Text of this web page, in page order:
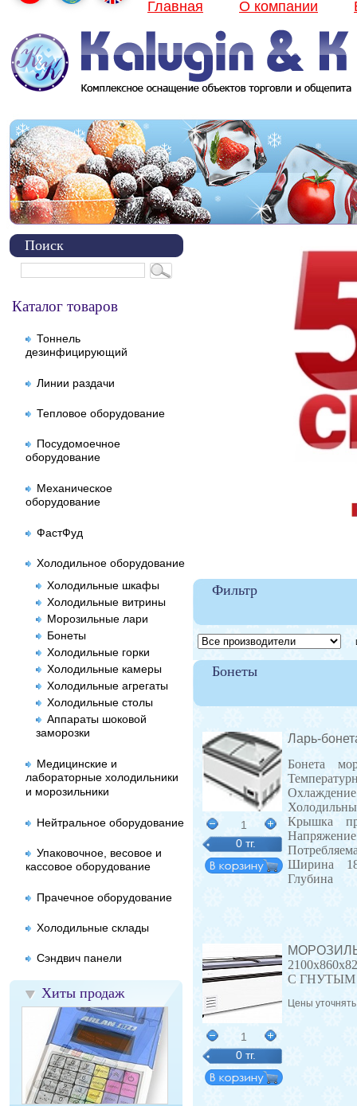
Главная О компании
Поиск
Каталог товаров
Тоннель
дезинфицирующий
Линии раздачи
Тепловое оборудование
Посудомоечное
оборудование
Механическое
оборудование
ФастФуд
Холодильное оборудование
Холодильные шкафы
Холодильные витрины
Морозильные лари
Бонеты
Холодильные горки
Холодильные камеры
Холодильные агрегаты
Холодильные столы
Аппараты шоковой
заморозки
Медицинские и
лабораторные холодильники
и морозильники
Нейтральное оборудование
Упаковочное, весовое и
кассовое оборудование
Прачечное оборудование
Холодильные склады
Сэндвич панели
Хиты продаж
Фильтр
Бонеты
1
0 тг.
Ларь-
Бонета
Охлаждение
Крышка
Ширина
Глубина
1
0 тг.
С
Цены уточнять